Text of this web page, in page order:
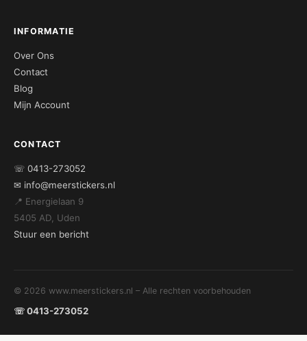
INFORMATIE
Over Ons
Contact
Blog
Mijn Account
CONTACT
☏ 0413-273052
✉ info@meerstickers.nl
📍 Energielaan 9
5405 AD, Uden
Stuur een bericht
© 2026 www.meerstickers.nl – Alle rechten voorbehouden
☏ 0413-273052